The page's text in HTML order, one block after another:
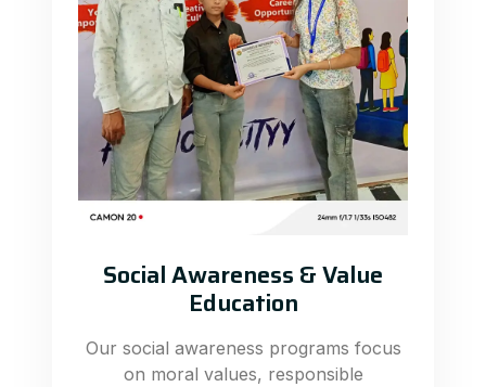
Social Awareness & Value
Education
Our social awareness programs focus
on moral values, responsible